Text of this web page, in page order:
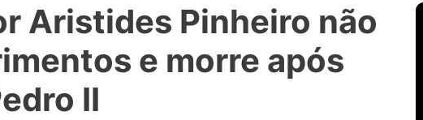
Aristides Pinheiro não
e morre após
II